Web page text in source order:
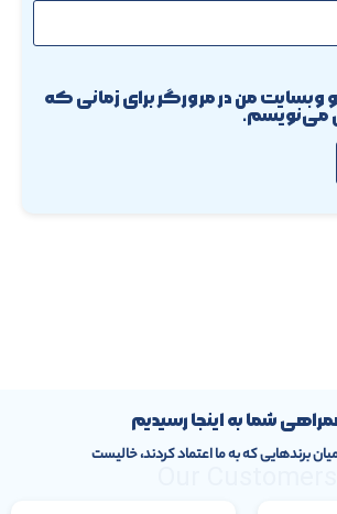
و وبسایت من در مرورگر برای زمانی که
می‌نویسم.
شما به اینجا رسیدیم
برندهایی که به ما اعتماد کردند، خالیست